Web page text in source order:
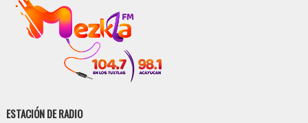
ESTACIÓN DE RADIO